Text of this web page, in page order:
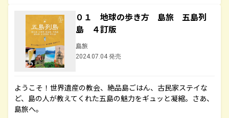
０１ 地球の歩き方 島旅 五島列
島 ４訂版
島旅
2024.07.04 発売
ようこそ！世界遺産の教会、絶品島ごはん、古民家ステイな
ど、島の人が教えてくれた五島の魅力をギュッと凝縮。さあ、
島旅へ。